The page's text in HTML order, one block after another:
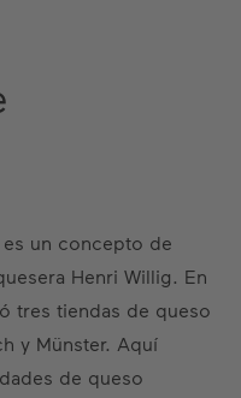
un concepto de
Henri Willig. En
tres tiendas de queso
y Münster. Aquí
de queso